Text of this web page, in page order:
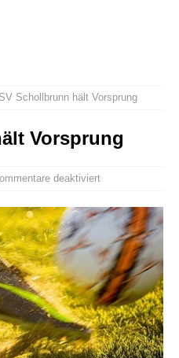
SV Schollbrunn hält Vorsprung
Vorsprung
deaktiviert